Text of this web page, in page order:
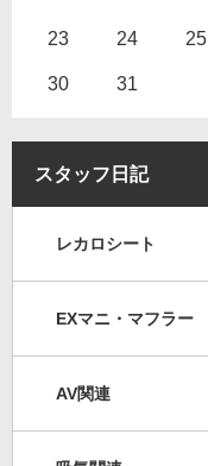
23 24 25
30 31
スタッフ日記
レカロシート
EXマニ・マフラー
AV関連